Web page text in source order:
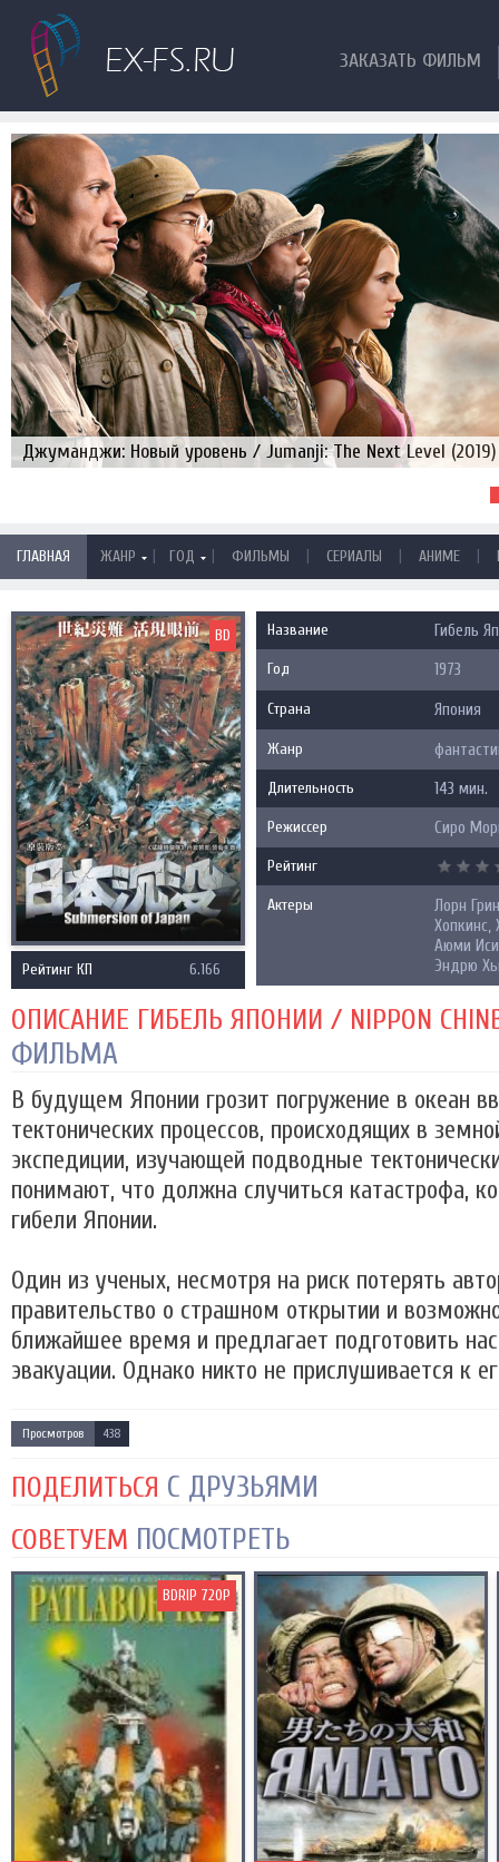
ЗАКАЗАТЬ ФИЛЬМ
Джуманджи: Новый уровень / Jumanji: The Next Level (2019)
ГЛАВНАЯ ЖАНР | ГОД | ФИЛЬМЫ | СЕРИАЛЫ | АНИМЕ |
BD
Рейтинг КП 6.166
Название Гибель
Год 1973
Страна Япония
Жанр
Длительность 143 мин.
Режиссер Сиро
Рейтинг
Актеры
Лорн
Хопкинс,
Аюми
Эндрю
ОПИСАНИЕ ГИБЕЛЬ ЯПОНИИ / NIPPON
ФИЛЬМА
В будущем Японии грозит погружение в океан
тектонических процессов, происходящих в
экспедиции, изучающей подводные
понимают, что должна случиться катастрофа,
гибели Японии.
Один из ученых, несмотря на риск потерять
правительство о страшном открытии и
ближайшее время и предлагает подготовить
эвакуации. Однако никто не прислушивается к
Просмотров 438
ПОДЕЛИТЬСЯ С ДРУЗЬЯМИ
СОВЕТУЕМ ПОСМОТРЕТЬ
BDRIP 720P